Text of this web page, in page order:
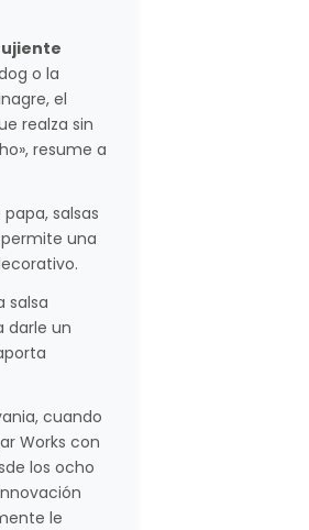
o la
el
realza sin
resume a
salsas
una
salsa
darle un
cuando
Works con
los ocho
le